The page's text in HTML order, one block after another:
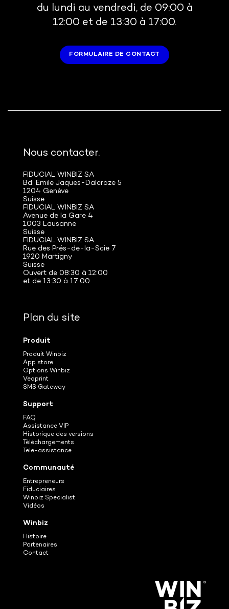
du lundi au vendredi, de 09:00 à
12:00 et de 13:30 à 17:00.
FORMULAIRE DE CONTACT
Nous contacter.
FIDUCIAL WINBIZ SA
Bd. Emile Jaques-Dalcroze 5
1204 Genève
Suisse
FIDUCIAL WINBIZ SA
Avenue de la Gare 4
1003 Lausanne
Suisse
FIDUCIAL WINBIZ SA
Rue des Prés-de-la-Scie 7
1920 Martigny
Suisse
Ouvert de 08:30 à 12:00
et de 13:30 à 17:00
Plan du site
Produit
Produit Winbiz
App store
Options Winbiz
Veoprint
SMS Gateway
Support
FAQ
Assistance VIP
Historique des versions
Téléchargements
Tele-assistance
Communauté
Entrepreneurs
Fiduciaires
Winbiz Specialist
Vidéos
Winbiz
Histoire
Partenaires
Contact